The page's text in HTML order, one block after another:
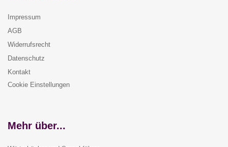
Impressum
AGB
Widerrufsrecht
Datenschutz
Kontakt
Cookie Einstellungen
Mehr über...